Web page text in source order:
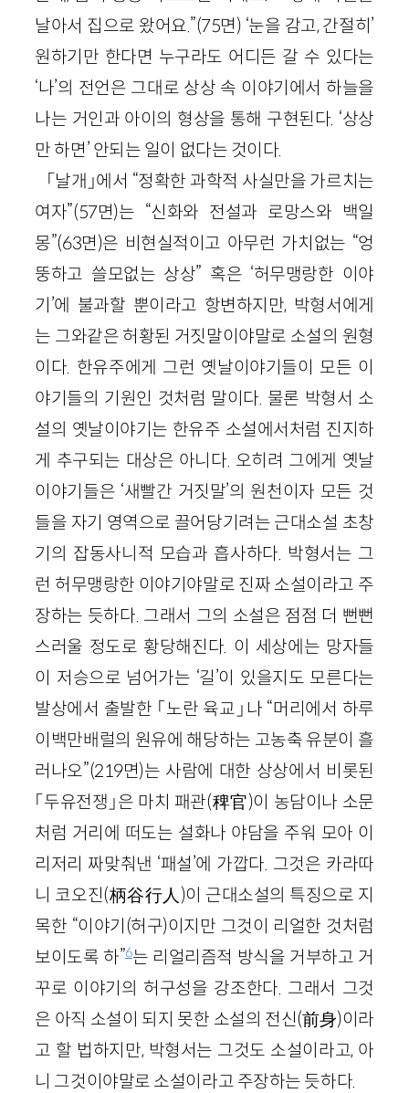
날아서 집으로 왔어요.”(75면) ‘눈을 감고, 간절히’
원하기만 한다면 누구라도 어디든 갈 수 있다는
‘나’의 전언은 그대로 상상 속 이야기에서 하늘을
나는 거인과 아이의 형상을 통해 구현된다. ‘상상
만 하면’ 안되는 일이 없다는 것이다.
「날개」에서 “정확한 과학적 사실만을 가르치는
여자”(57면)는 “신화와 전설과 로망스와 백일
몽”(63면)은 비현실적이고 아무런 가치없는 “엉
뚱하고 쓸모없는 상상” 혹은 ‘허무맹랑한 이야
기’에 불과할 뿐이라고 항변하지만, 박형서에게
는 그와같은 허황된 거짓말이야말로 소설의 원형
이다. 한유주에게 그런 옛날이야기들이 모든 이
야기들의 기원인 것처럼 말이다. 물론 박형서 소
설의 옛날이야기는 한유주 소설에서처럼 진지하
게 추구되는 대상은 아니다. 오히려 그에게 옛날
이야기들은 ‘새빨간 거짓말’의 원천이자 모든 것
들을 자기 영역으로 끌어당기려는 근대소설 초창
기의 잡동사니적 모습과 흡사하다. 박형서는 그
런 허무맹랑한 이야기야말로 진짜 소설이라고 주
장하는 듯하다. 그래서 그의 소설은 점점 더 뻔뻔
스러울 정도로 황당해진다. 이 세상에는 망자들
이 저승으로 넘어가는 ‘길’이 있을지도 모른다는
발상에서 출발한 「노란 육교」나 “머리에서 하루
이백만배럴의 원유에 해당하는 고농축 유분이 흘
러나오”(219면)는 사람에 대한 상상에서 비롯된
「두유전쟁」은 마치 패관(稗官)이 농담이나 소문
처럼 거리에 떠도는 설화나 야담을 주워 모아 이
리저리 짜맞춰낸 ‘패설’에 가깝다. 그것은 카라따
니 코오진(柄谷行人)이 근대소설의 특징으로 지
목한 “이야기(허구)이지만 그것이 리얼한 것처럼
보이도록 하”6는 리얼리즘적 방식을 거부하고 거
꾸로 이야기의 허구성을 강조한다. 그래서 그것
은 아직 소설이 되지 못한 소설의 전신(前身)이라
고 할 법하지만, 박형서는 그것도 소설이라고, 아
니 그것이야말로 소설이라고 주장하는 듯하다.